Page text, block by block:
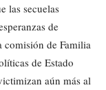
las secuelas
de
comisión de Familia
de Estado
aún más al